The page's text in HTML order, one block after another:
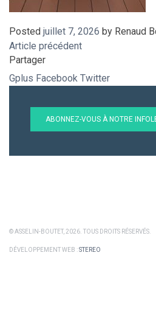
Posted juillet 7, 2026 by Renaud
Article précédent
Partager
Gplus Facebook Twitter
ABONNEZ-VOUS À NOTRE
© ASSELIN-BOUTET, 2026. TOUS DROITS RÉSERVÉS.
DÉVELOPPEMENT WEB :STEREO